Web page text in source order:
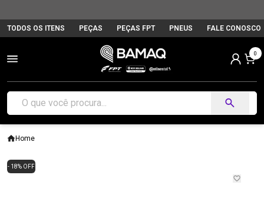
TODOS OS ITENS PEÇAS PEÇAS FPT PNEUS FALE CONOSCO
0
Home
- 18% OFF